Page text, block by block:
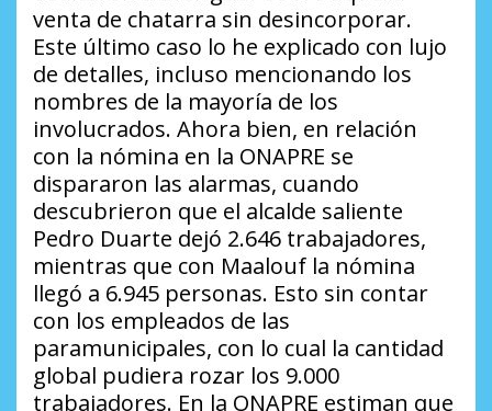
venta de chatarra sin desincorporar.
Este último caso lo he explicado con lujo
de detalles, incluso mencionando los
nombres de la mayoría de los
involucrados. Ahora bien, en relación
con la nómina en la ONAPRE se
dispararon las alarmas, cuando
descubrieron que el alcalde saliente
Pedro Duarte dejó 2.646 trabajadores,
mientras que con Maalouf la nómina
llegó a 6.945 personas. Esto sin contar
con los empleados de las
paramunicipales, con lo cual la cantidad
global pudiera rozar los 9.000
trabajadores. En la ONAPRE estiman que